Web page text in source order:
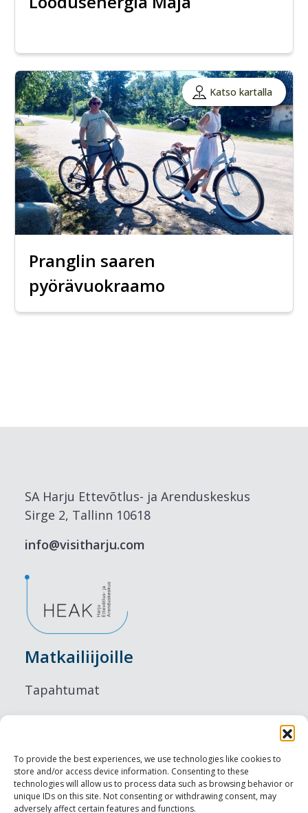
To provide the best experiences, we use technologies like cookies to
store and/or access device information. Consenting to these
technologies will allow us to process data such as browsing behavior or
unique IDs on this site. Not consenting or withdrawing consent, may
adversely affect certain features and functions.
Katso kartalla
Pranglin saaren
pyörävuokraamo
SA Harju Ettevõtlus- ja Arenduskeskus
Sirge 2, Tallinn 10618
info@visitharju.com
Matkailiijoille
Tapahtumat
Ruokailu
Nähtävyydet